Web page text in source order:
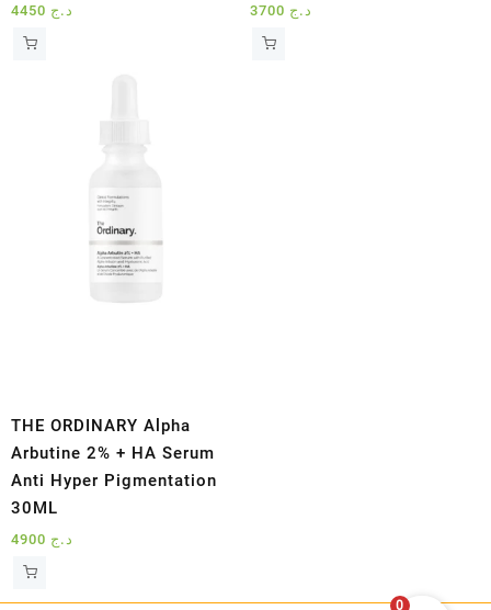
د.ج د.ج
THE ORDINARY Alpha
Arbutine 2% + HA Serum
Anti Hyper Pigmentation
30ML
د.ج
0